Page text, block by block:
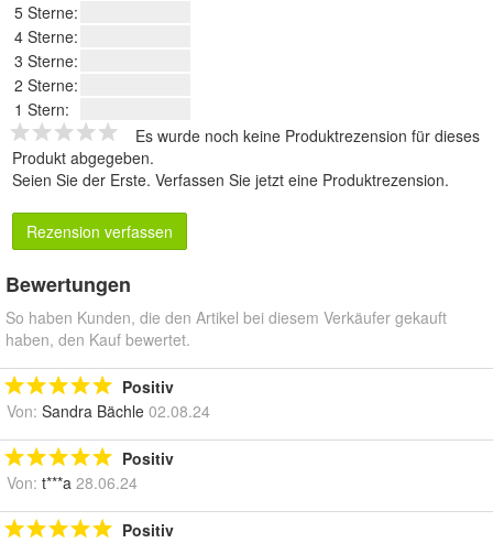
5 Sterne:
4 Sterne:
3 Sterne:
2 Sterne:
1 Stern:
Es wurde noch keine Produktrezension für dieses
Produkt abgegeben.
Seien Sie der Erste. Verfassen Sie jetzt eine Produktrezension.
Rezension verfassen
Bewertungen
So haben Kunden, die den Artikel bei diesem Verkäufer gekauft
haben, den Kauf bewertet.
Positiv
Von: Sandra Bächle 02.08.24
Positiv
Von: t***a 28.06.24
Positiv